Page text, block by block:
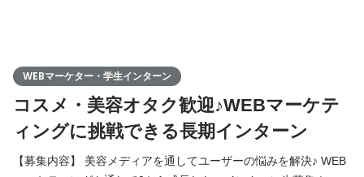
WEBマーケター・学生インターン
コスメ・美容オタク歓迎♪WEBマーケテ
ィングに挑戦できる長期インターン
【募集内容】 美容メディアを通してユーザーの悩みを解決♪ WEB